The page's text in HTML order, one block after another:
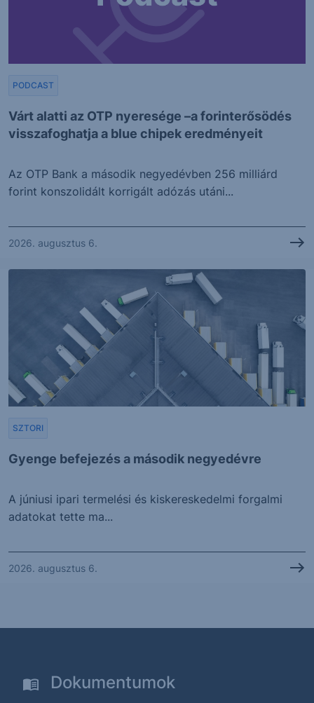
Várt alatti az OTP nyeresége –a forinterősödés
visszafoghatja a blue chipek eredményeit
PODCAST
Az OTP Bank a második negyedévben 256 milliárd
forint konszolidált korrigált adózás utáni...
2026. augusztus 6.
Gyenge befejezés a második negyedévre
SZTORI
A júniusi ipari termelési és kiskereskedelmi forgalmi
adatokat tette ma...
2026. augusztus 6.
Dokumentumok